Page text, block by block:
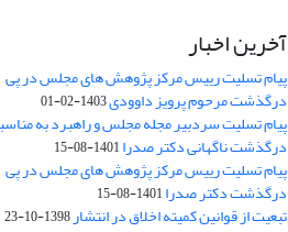
آخرین اخبار
پیام تسلیت رییس مرکز پژوهش های مجلس در پی
درگذشت مرحوم پرویز داوودی1403-02-01
پیام تسلیت سردبیر مجله مجلس و راهبرد به
درگذشت ناگهانی دکتر صدرا1401-08-15
پیام تسلیت رییس مرکز پژوهش های مجلس در پی
درگذشت دکتر صدرا1401-08-15
تبعیت از قوانین کمیته اخلاق در انتشار1398-10-23